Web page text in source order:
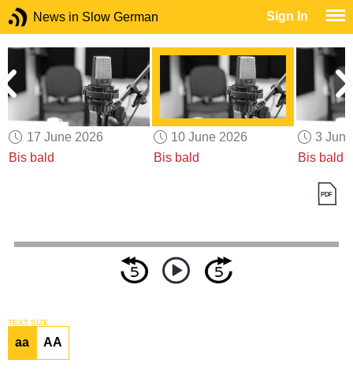
News in Slow German Sign In
17 June 2026
Bis bald
10 June 2026
Bis bald
3
Bis bald
TEXT SIZE
aa AA